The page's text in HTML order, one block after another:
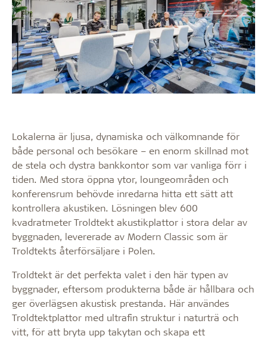
Lokalerna är ljusa, dynamiska och välkomnande för
både personal och besökare – en enorm skillnad mot
de stela och dystra bankkontor som var vanliga förr i
tiden. Med stora öppna ytor, loungeområden och
konferensrum behövde inredarna hitta ett sätt att
kontrollera akustiken. Lösningen blev 600
kvadratmeter Troldtekt akustikplattor i stora delar av
byggnaden, levererade av Modern Classic som är
Troldtekts återförsäljare i Polen.
Troldtekt är det perfekta valet i den här typen av
byggnader, eftersom produkterna både är hållbara och
ger överlägsen akustisk prestanda. Här användes
Troldtektplattor med ultrafin struktur i naturträ och
vitt, för att bryta upp takytan och skapa ett